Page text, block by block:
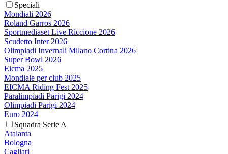
Speciali
Mondiali 2026
Roland Garros 2026
Sportmediaset Live Riccione 2026
Scudetto Inter 2026
Olimpiadi Invernali Milano Cortina 2026
Super Bowl 2026
Eicma 2025
Mondiale per club 2025
EICMA Riding Fest 2025
Paralimpiadi Parigi 2024
Olimpiadi Parigi 2024
Euro 2024
Squadra Serie A
Atalanta
Bologna
Cagliari